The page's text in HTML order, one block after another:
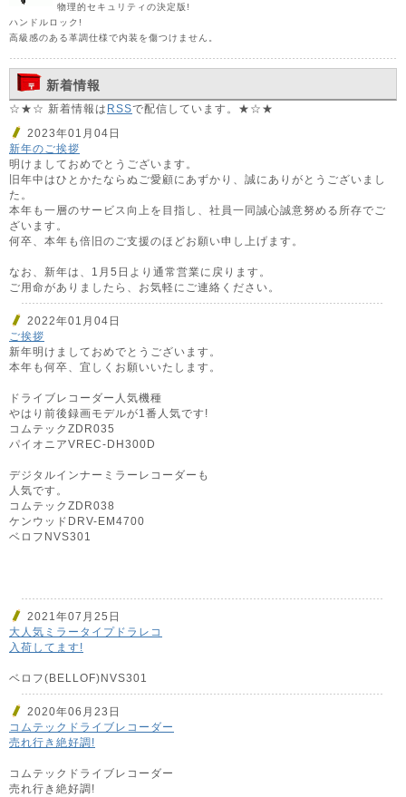
物理的セキュリティの決定版!
ハンドルロック!
高級感のある革調仕様で内装を傷つけません。
新着情報
☆★☆ 新着情報は RSSで配信しています。★☆★
2023年01月04日
新年のご挨拶
明けましておめでとうございます。
旧年中はひとかたならぬご愛顧にあずかり、誠にありがとうございまし
た。
本年も一層のサービス向上を目指し、社員一同誠心誠意努める所存でご
ざいます。
何卒、本年も倍旧のご支援のほどお願い申し上げます。
なお、新年は、1月5日より通常営業に戻ります。
ご用命がありましたら、お気軽にご連絡ください。
2022年01月04日
ご挨拶
新年明けましておめでとうございます。
本年も何卒、宜しくお願いいたします。
ドライブレコーダー人気機種
やはり前後録画モデルが1番人気です!
コムテックZDR035
パイオニアVREC-DH300D
デジタルインナーミラーレコーダーも
人気です。
コムテックZDR038
ケンウッドDRV-EM4700
ベロフNVS301
2021年07月25日
大人気ミラータイプドラレコ
入荷してます!
ベロフ(BELLOF)NVS301
2020年06月23日
コムテックドライブレコーダー
売れ行き絶好調!
コムテックドライブレコーダー
売れ行き絶好調!